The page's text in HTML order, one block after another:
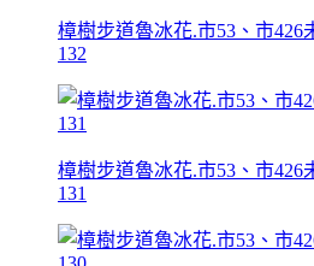
樟樹步道魯冰花.市53、市426
132
樟樹步道魯冰花.市53、市426
131